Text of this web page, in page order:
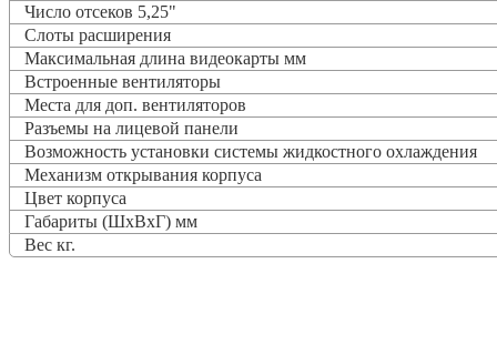
Число отсеков 5,25"
Слоты расширения
Максимальная длина видеокарты мм
Встроенные вентиляторы
Места для доп. вентиляторов
Разъемы на лицевой панели
Возможность установки системы жидкостного охлаждения
Механизм открывания корпуса
Цвет корпуса
Габариты (ШхВхГ) мм
Вес кг.